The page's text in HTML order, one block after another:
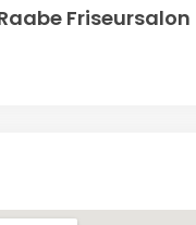
Friseursalon